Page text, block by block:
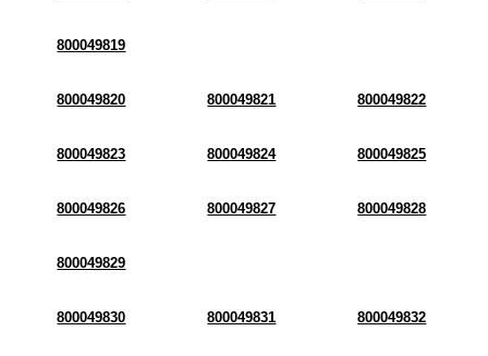
800049819
800049820 800049821 800049822
800049823 800049824 800049825
800049826 800049827 800049828
800049829
800049830 800049831 800049832